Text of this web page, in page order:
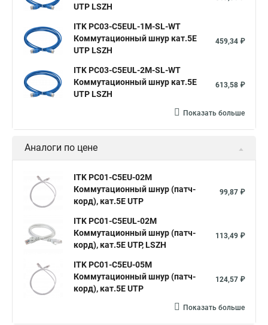
UTP LSZH
ITK PC03-C5EUL-1M-SL-WT
Коммутационный шнур кат.5E
UTP LSZH
459,34 ₽
ITK PC03-C5EUL-2M-SL-WT
Коммутационный шнур кат.5E
UTP LSZH
613,58 ₽
Показать больше
Аналоги по цене
ITK PC01-C5EU-02M
Коммутационный шнур (патч-
корд), кат.5Е UTP
99,87 ₽
ITK PC01-C5EUL-02M
Коммутационный шнур (патч-
корд), кат.5Е UTP, LSZH
113,49 ₽
ITK PC01-C5EU-05M
Коммутационный шнур (патч-
корд), кат.5Е UTP
124,57 ₽
Показать больше